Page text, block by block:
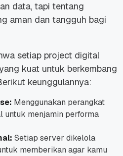
data, tapi tentang
aman dan tangguh bagi
setiap project digital
kuat untuk berkembang
keunggulannya:
Menggunakan perangkat
untuk menjamin performa
Setiap server dikelola
memberikan agar kamu